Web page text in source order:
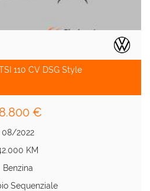
110 CV DSG Style
€
08/2022
KM
Benzina
Sequenziale